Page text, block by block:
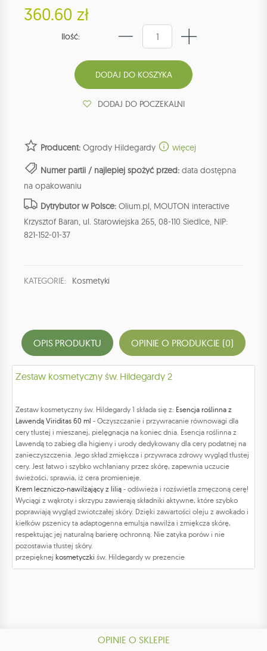
360.60 zł
Ilość:
DODAJ DO POCZEKALNI
Producent: Ogrody Hildegardy więcej
Numer partii / najlepiej spożyć przed: data dostępna
na opakowaniu
Dytrybutor w Polsce: Olium.pl, MOUTON interactive
Krzysztof Baran, ul. Starowiejska 265, 08-110 Siedlce, NIP:
821-152-01-37
KATEGORIE: Kosmetyki
OPIS PRODUKTU OPINIE O PRODUKCIE (0)
Zestaw kosmetyczny św. Hildegardy 2
Zestaw kosmetyczny św. Hildegardy 1 składa się z: Esencja roślinna z
Lawendą Viriditas 60 ml - Oczyszczanie i przywracanie równowagi dla
cery tłustej i mieszanej, pielęgnacja na koniec dnia. Esencja roślinna z
Lawendą to zabieg dla higieny i urody dedykowany dla cery podatnej na
zanieczyszczenia. Jego skład zmiękcza i przywraca zdrowy wygląd tłustej
cery. Jest łatwo i szybko wchłaniany przez skórę, zapewnia uczucie
świeżości, sprawia, iż cera promienieje.
Krem leczniczo-nawilżający z lilią - odświeża i rozświetla zmęczoną cerę!
Wyciągi z wąkroty i skrzypu zawierają składniki aktywne, które szybko
poprawiają wygląd zwiotczałej skóry. Dzięki zawartości oleju z awokado i
kiełków pszenicy ta adaptogenna emulsja nawilża i zmiękcza skórę,
respektując jej naturalną barierę ochronną. Nie zatyka porów i nie
pozostawia tłustej skóry.
przepięknej kosmetyczki św. Hildegardy w prezencie
OPINIE O SKLEPIE